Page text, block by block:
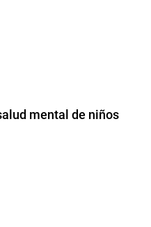
mental de niños